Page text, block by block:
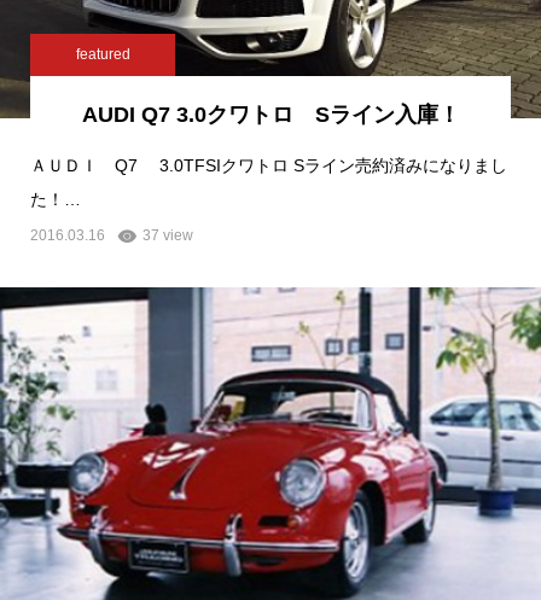
featured
AUDI Q7 3.0クワトロ Sライン入庫！
ＡＵＤＩ Q7 3.0TFSIクワトロ Sライン売約済みになりまし
た！…
2016.03.16 37 view